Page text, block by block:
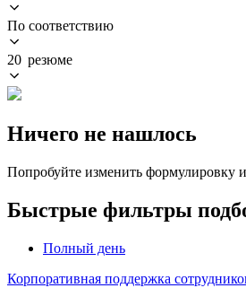
По соответствию
20 резюме
Ничего не нашлось
Попробуйте изменить формулировку
Быстрые фильтры
Полный день
Корпоративная поддержка